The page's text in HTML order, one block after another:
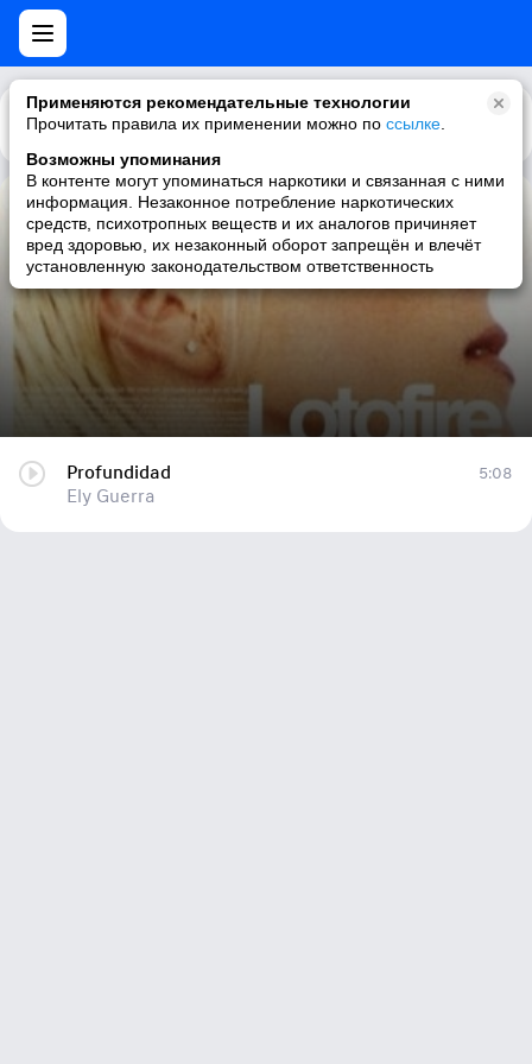
Применяются рекомендательные технологии
Прочитать правила их применении можно по ссылке
Возможны упоминания
В контенте могут упоминаться наркотики и связанная с ними
информация. Незаконное потребление наркотических
средств, психотропных веществ и их аналогов причиняет
вред здоровью, их незаконный оборот запрещён и влечёт
установленную законодательством ответственность
Каталог Рекомендации
Profundidad
Ely Guerra
Profundidad
Ely Guerra
5:08